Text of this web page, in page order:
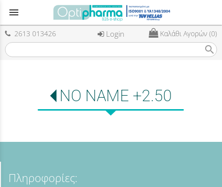
menu
2613 013426 Login Καλάθι Αγορών (0)
search
NO NAME +2.50
Πληροφορίες: